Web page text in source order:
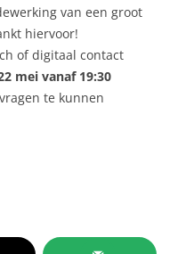
van een groot
hiervoor!
of digitaal contact
mei vanaf 19:30
te kunnen